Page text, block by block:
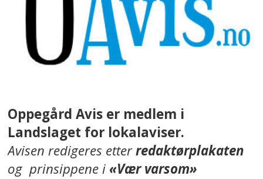
Oppegård Avis er medlem i
Landslaget for lokalaviser.
Avisen redigeres etterredaktørplakaten
og prinsippene i«Vær varsom»